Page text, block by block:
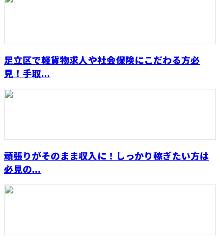
足立区で軽貨物求人や社会保険にこだわる方必
見！手取...
頑張りがそのまま収入に！しっかり稼ぎたい方は
必見の...